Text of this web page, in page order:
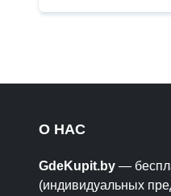
О НАС
GdeKupit.by —
(индивидуальных